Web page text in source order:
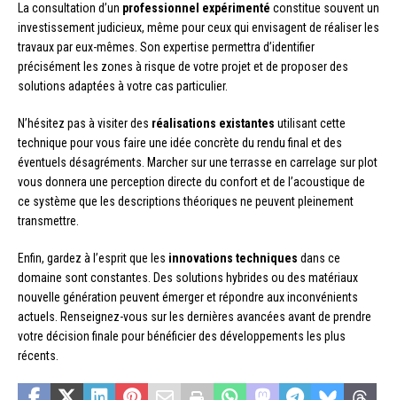
La consultation d’un professionnel expérimenté constitue souvent un
investissement judicieux, même pour ceux qui envisagent de réaliser les
travaux par eux-mêmes. Son expertise permettra d’identifier
précisément les zones à risque de votre projet et de proposer des
solutions adaptées à votre cas particulier.
N’hésitez pas à visiter des réalisations existantes utilisant cette
technique pour vous faire une idée concrète du rendu final et des
éventuels désagréments. Marcher sur une terrasse en carrelage sur plot
vous donnera une perception directe du confort et de l’acoustique de
ce système que les descriptions théoriques ne peuvent pleinement
transmettre.
Enfin, gardez à l’esprit que les innovations techniques dans ce
domaine sont constantes. Des solutions hybrides ou des matériaux
nouvelle génération peuvent émerger et répondre aux inconvénients
actuels. Renseignez-vous sur les dernières avancées avant de prendre
votre décision finale pour bénéficier des développements les plus
récents.